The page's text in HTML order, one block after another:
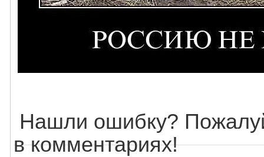
Нашли ошибку?
в комментариях!